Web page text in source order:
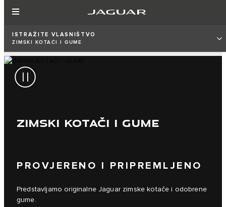
ISTRAŽITE VLASNIŠTVO
ZIMSKI KOTAČI I GUME
ZIMSKI KOTAČI I GUME
PROVJERENO I PRIPREMLJENO
Predstavljamo originalne Jaguar zimske kotače i odobrene
gume.